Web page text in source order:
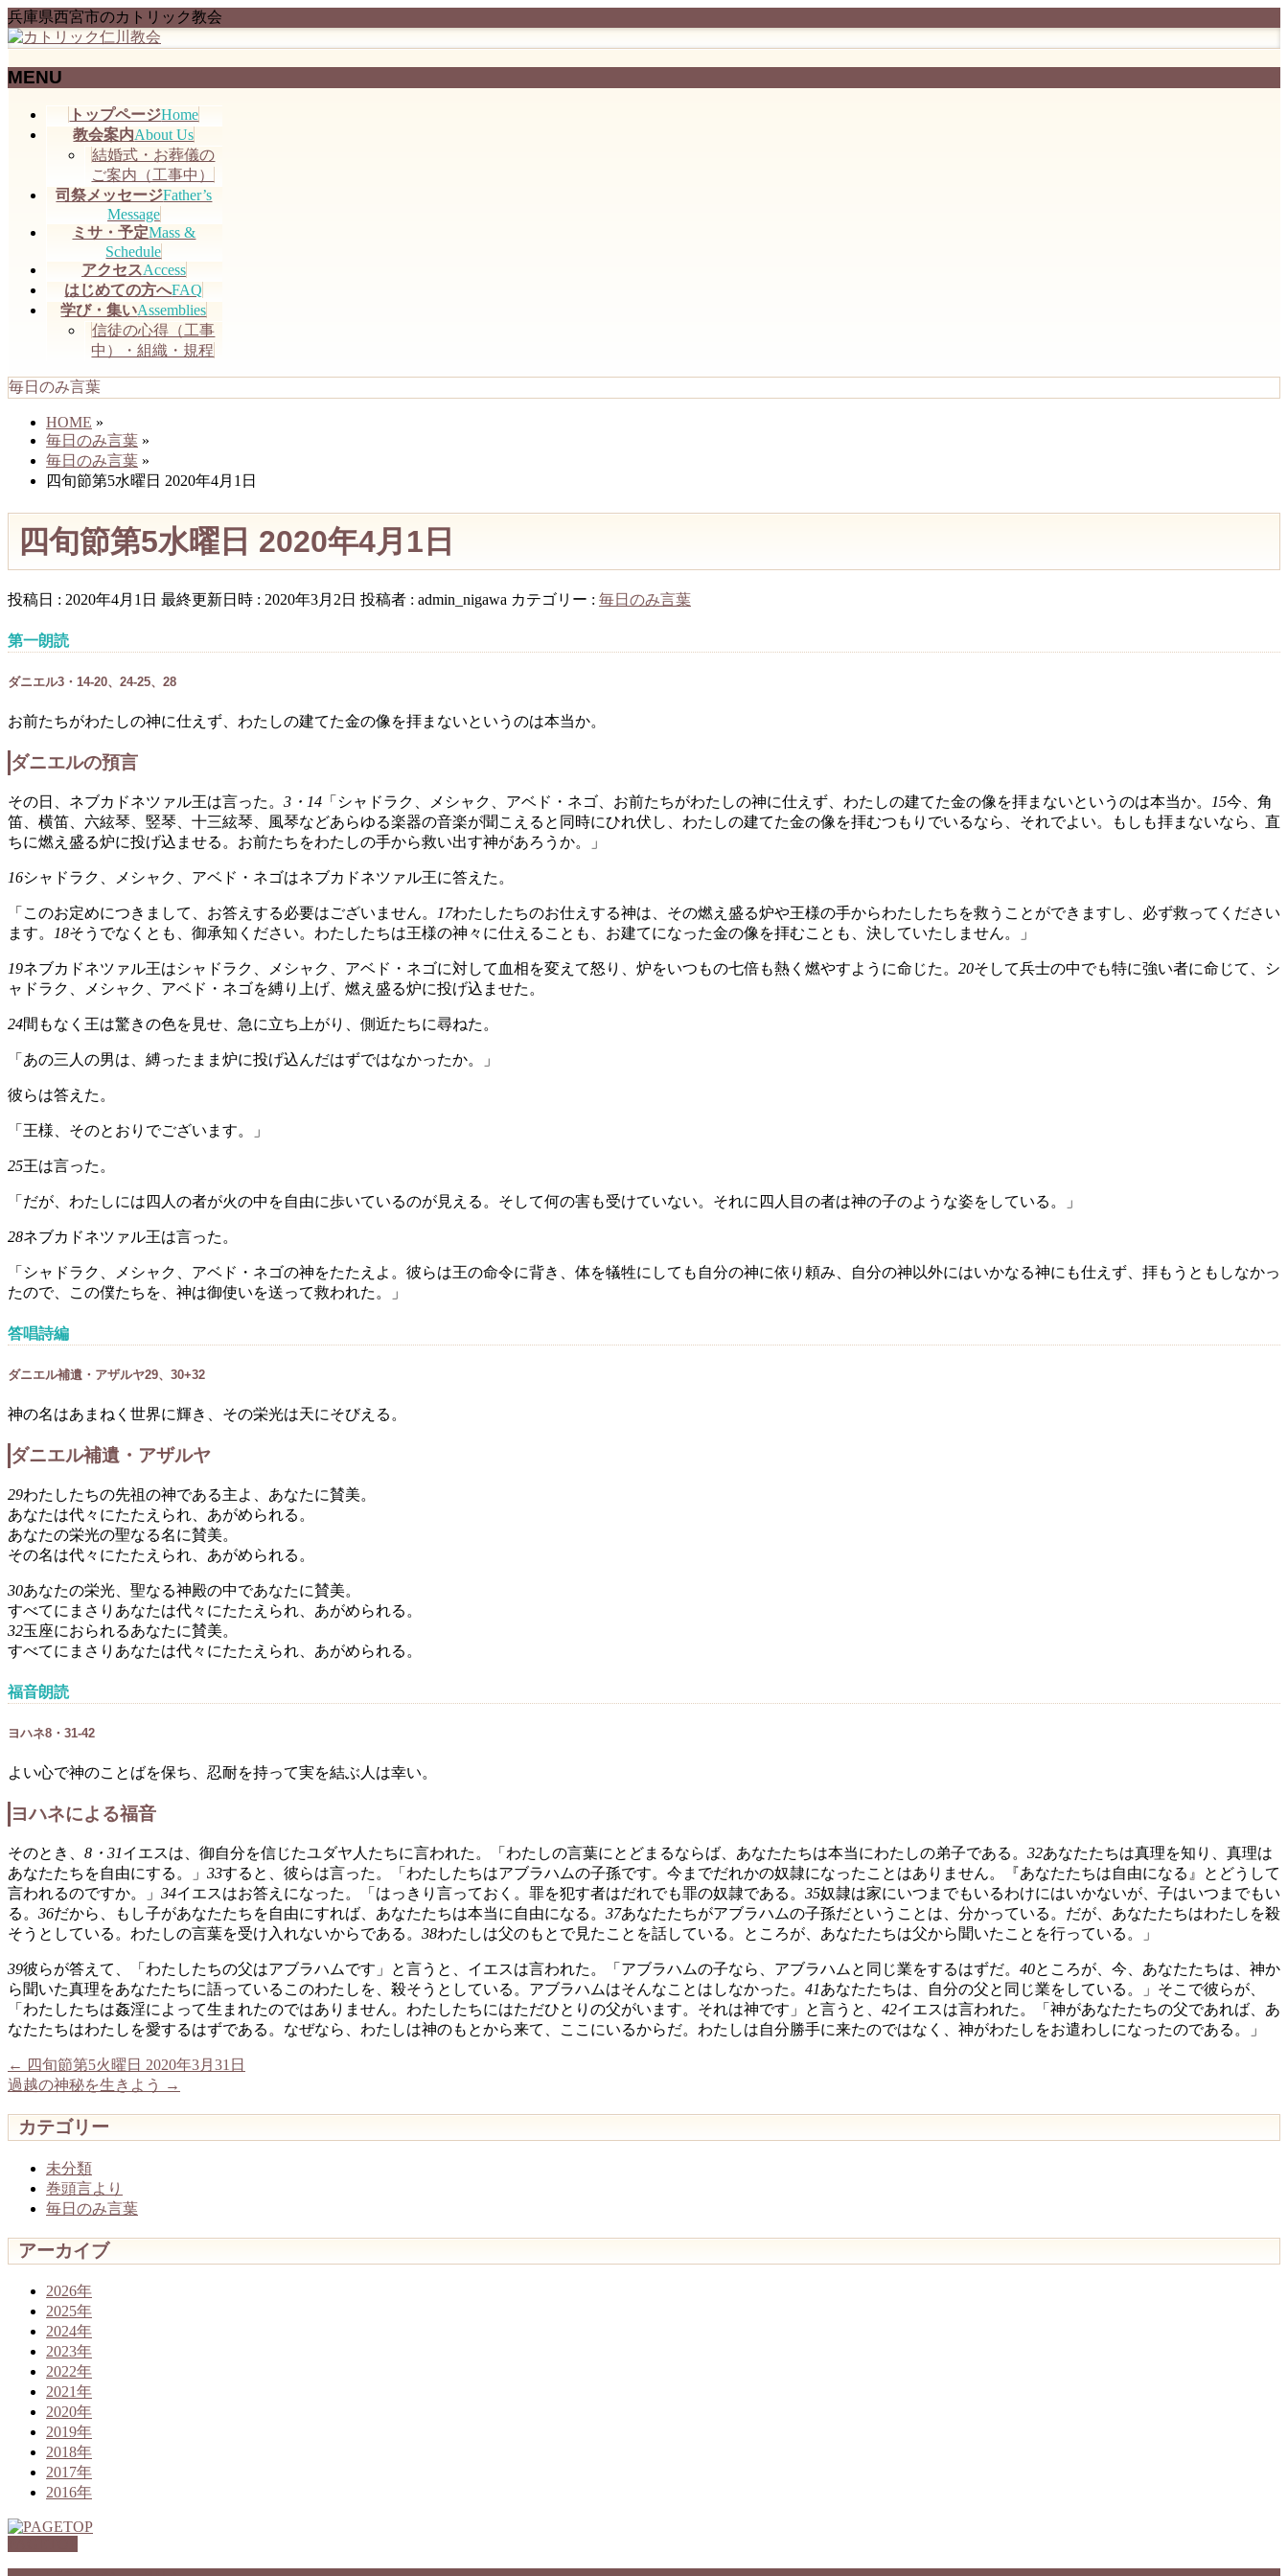
兵庫県西宮市のカトリック教会
MENU
トップページHome
教会案内About Us
結婚式・お葬儀の
ご案内（工事中）
司祭メッセージFather’s
Message
ミサ・予定Mass &
Schedule
アクセスAccess
はじめての方へFAQ
学び・集いAssemblies
信徒の心得（工事
中）・組織・規程
毎日のみ言葉
HOME »
毎日のみ言葉 »
毎日のみ言葉 »
四旬節第5水曜日 2020年4月1日
四旬節第5水曜日 2020年4月1日
投稿日 : 2020年4月1日 最終更新日時 : 2020年3月2日 投稿者 : admin_nigawa カテゴリー : 毎日のみ言葉
第一朗読
ダニエル3・14-20、24-25、28
お前たちがわたしの神に仕えず、わたしの建てた金の像を拝まないというのは本当か。
ダニエルの預言
その日、ネブカドネツァル王は言った。 3・14 「シャドラク、メシャク、アベド・ネゴ、お前たちがわたしの神に仕えず、わたしの建てた金の像を拝まないというのは本当か。 15今、角
笛、横笛、六絃琴、竪琴、十三絃琴、風琴などあらゆる楽器の音楽が聞こえると同時にひれ伏し、わたしの建てた金の像を拝むつもりでいるなら、それでよい。もしも拝まないなら、直
ちに燃え盛る炉に投げ込ませる。お前たちをわたしの手から救い出す神があろうか。」
16シャドラク、メシャク、アベド・ネゴはネブカドネツァル王に答えた。
「このお定めにつきまして、お答えする必要はございません。 17わたしたちのお仕えする神は、その燃え盛る炉や王様の手からわたしたちを救うことができますし、必ず救ってください
ます。
18そうでなくとも、御承知ください。わたしたちは王様の神々に仕えることも、お建てになった金の像を拝むことも、決していたしません。」
19ネブカドネツァル王はシャドラク、メシャク、アベド・ネゴに対して血相を変えて怒り、炉をいつもの七倍も熱く燃やすように命じた。 20そして兵士の中でも特に強い者に命じて、シ
ャドラク、メシャク、アベド・ネゴを縛り上げ、燃え盛る炉に投げ込ませた。
24間もなく王は驚きの色を見せ、急に立ち上がり、側近たちに尋ねた。
「あの三人の男は、縛ったまま炉に投げ込んだはずではなかったか。」
彼らは答えた。
「王様、そのとおりでございます。」
25王は言った。
「だが、わたしには四人の者が火の中を自由に歩いているのが見える。そして何の害も受けていない。それに四人目の者は神の子のような姿をしている。」
28ネブカドネツァル王は言った。
「シャドラク、メシャク、アベド・ネゴの神をたたえよ。彼らは王の命令に背き、体を犠牲にしても自分の神に依り頼み、自分の神以外にはいかなる神にも仕えず、拝もうともしなかっ
たので、この僕たちを、神は御使いを送って救われた。」
答唱詩編
ダニエル補遺・アザルヤ29、30+32
神の名はあまねく世界に輝き、その栄光は天にそびえる。
ダニエル補遺・アザルヤ
29わたしたちの先祖の神である主よ、あなたに賛美。
あなたは代々にたたえられ、あがめられる。
あなたの栄光の聖なる名に賛美。
その名は代々にたたえられ、あがめられる。
30あなたの栄光、聖なる神殿の中であなたに賛美。
すべてにまさりあなたは代々にたたえられ、あがめられる。
32玉座におられるあなたに賛美。
すべてにまさりあなたは代々にたたえられ、あがめられる。
福音朗読
ヨハネ8・31-42
よい心で神のことばを保ち、忍耐を持って実を結ぶ人は幸い。
ヨハネによる福音
そのとき、 8・31イエスは、御自分を信じたユダヤ人たちに言われた。「わたしの言葉にとどまるならば、あなたたちは本当にわたしの弟子である。 32あなたたちは真理を知り、真理は
あなたたちを自由にする。」 33すると、彼らは言った。「わたしたちはアブラハムの子孫です。今までだれかの奴隷になったことはありません。『あなたたちは自由になる』とどうして
言われるのですか。」 34イエスはお答えになった。「はっきり言っておく。罪を犯す者はだれでも罪の奴隷である。 35奴隷は家にいつまでもいるわけにはいかないが、子はいつまでもい
る。 36だから、もし子があなたたちを自由にすれば、あなたたちは本当に自由になる。 37あなたたちがアブラハムの子孫だということは、分かっている。だが、あなたたちはわたしを殺
そうとしている。わたしの言葉を受け入れないからである。 38わたしは父のもとで見たことを話している。ところが、あなたたちは父から聞いたことを行っている。」
39彼らが答えて、「わたしたちの父はアブラハムです」と言うと、イエスは言われた。「アブラハムの子なら、アブラハムと同じ業をするはずだ。 40ところが、今、あなたたちは、神か
ら聞いた真理をあなたたちに語っているこのわたしを、殺そうとしている。アブラハムはそんなことはしなかった。 41あなたたちは、自分の父と同じ業をしている。」そこで彼らが、
「わたしたちは姦淫によって生まれたのではありません。わたしたちにはただひとりの父がいます。それは神です」と言うと、 42イエスは言われた。「神があなたたちの父であれば、あ
なたたちはわたしを愛するはずである。なぜなら、わたしは神のもとから来て、ここにいるからだ。わたしは自分勝手に来たのではなく、神がわたしをお遣わしになったのである。」
← 四旬節第5火曜日 2020年3月31日
過越の神秘を生きよう
→
カテゴリー
未分類
巻頭言より
毎日のみ言葉
アーカイブ
2026年
2025年
2024年
2023年
2022年
2021年
2020年
2019年
2018年
2017年
2016年